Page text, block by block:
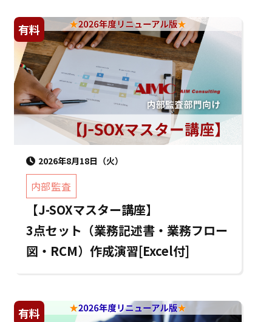
有料
2026年8月18日（火）
内部監査
【J-SOXマスター講座】
3点セット（業務記述書・業務フロー
図・RCM）作成演習[Excel付]
有料